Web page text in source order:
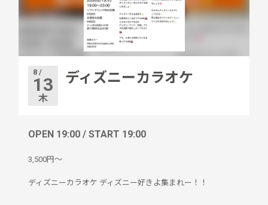
8 /
13
木
ディズニーカラオケ
OPEN 19:00 / START 19:00
3,500円〜
ディズニーカラオケ ディズニー好きよ集まれー！！